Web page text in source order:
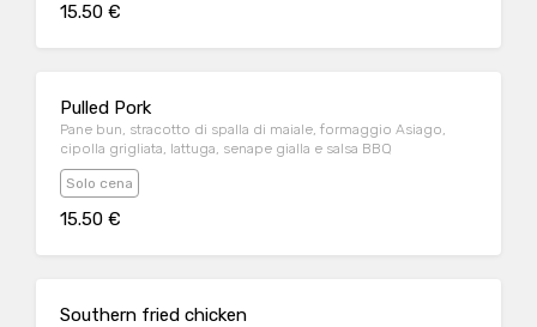
15.50 €
Pulled Pork
Pane bun, stracotto di spalla di maiale, formaggio Asiago,
cipolla grigliata, lattuga, senape gialla e salsa BBQ
Solo cena
15.50 €
Southern fried chicken